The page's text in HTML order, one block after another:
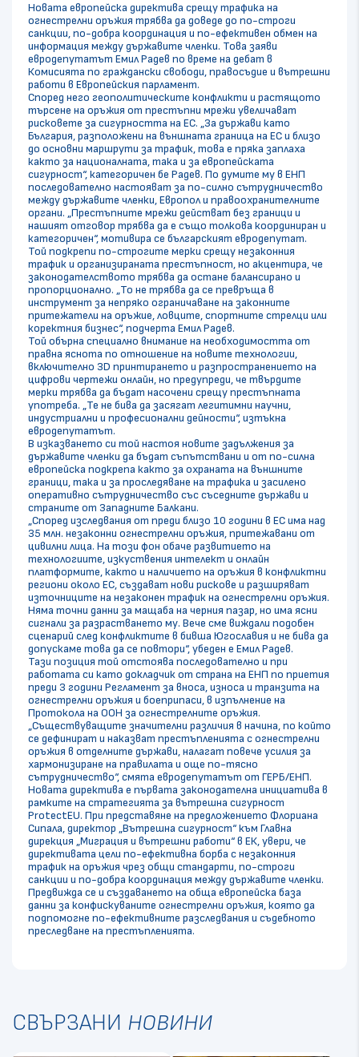
Новата европейска директива срещу трафика на
огнестрелни оръжия трябва да доведе до по-строги
санкции, по-добра координация и по-ефективен обмен на
информация между държавите членки. Това заяви
евродепутатът Емил Радев по време на дебат в
Комисията по граждански свободи, правосъдие и вътрешни
работи в Европейския парламент.
Според него геополитическите конфликти и растящото
търсене на оръжия от престъпни мрежи увеличават
рисковете за сигурността на ЕС. „За държави като
България, разположени на външната граница на ЕС и близо
до основни маршрути за трафик, това е пряка заплаха
както за националната, така и за европейската
сигурност“, категоричен бе Радев. По думите му в ЕНП
последователно настояват за по-силно сътрудничество
между държавите членки, Европол и правоохранителните
органи. „Престъпните мрежи действат без граници и
нашият отговор трябва да е също толкова координиран и
категоричен“, мотивира се българският евродепутат.
Той подкрепи по-строгите мерки срещу незаконния
трафик и организираната престъпност, но акцентира, че
законодателството трябва да остане балансирано и
пропорционално. „То не трябва да се превръща в
инструмент за непряко ограничаване на законните
притежатели на оръжие, ловците, спортните стрелци или
коректния бизнес“, подчерта Емил Радев.
Той обърна специално внимание на необходимостта от
правна яснота по отношение на новите технологии,
включително 3D принтирането и разпространението на
цифрови чертежи онлайн, но предупреди, че твърдите
мерки трябва да бъдат насочени срещу престъпната
употреба. „Те не бива да засягат легитимни научни,
индустриални и професионални дейности“, изтъкна
евродепутатът.
В изказването си той настоя новите задължения за
държавите членки да бъдат съпътствани и от по-силна
европейска подкрепа както за охраната на външните
граници, така и за проследяване на трафика и засилено
оперативно сътрудничество със съседните държави и
страните от Западните Балкани.
„Според изследвания от преди близо 10 години в ЕС има над
35 млн. незаконни огнестрелни оръжия, притежавани от
цивилни лица. На този фон обаче развитието на
технологиите, изкуствения интелект и онлайн
платформите, както и наличието на оръжия в конфликтни
региони около ЕС, създават нови рискове и разширяват
източниците на незаконен трафик на огнестрелни оръжия.
Няма точни данни за мащаба на черния пазар, но има ясни
сигнали за разрастването му. Вече сме виждали подобен
сценарий след конфликтите в бивша Югославия и не бива да
допускаме това да се повтори“, убеден е Емил Радев.
Тази позиция той отстоява последователно и при
работата си като докладчик от страна на ЕНП по приетия
преди 3 години Регламент за вноса, износа и транзита на
огнестрелни оръжия и боеприпаси, в изпълнение на
Протокола на ООН за огнестрелните оръжия.
„Съществуващите значителни различия в начина, по който
се дефинират и наказват престъпленията с огнестрелни
оръжия в отделните държави, налагат повече усилия за
хармонизиране на правилата и още по-тясно
сътрудничество“, смята евродепутатът от ГЕРБ/ЕНП.
Новата директива е първата законодателна инициатива в
рамките на стратегията за вътрешна сигурност
ProtectEU. При представяне на предложението Флориана
Сипала, директор „Вътрешна сигурност“ към Главна
дирекция „Миграция и вътрешни работи“ в ЕК, увери, че
директивата цели по-ефективна борба с незаконния
трафик на оръжия чрез общи стандарти, по-строги
санкции и по-добра координация между държавите членки.
Предвижда се и създаването на обща европейска база
данни за конфискуваните огнестрелни оръжия, която да
подпомогне по-ефективните разследвания и съдебното
преследване на престъпленията.
СВЪРЗАНИ НОВИНИ